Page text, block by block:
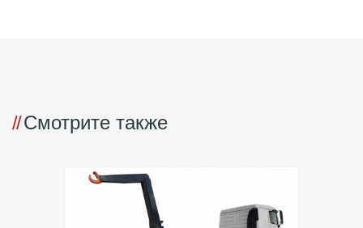
Смотрите также